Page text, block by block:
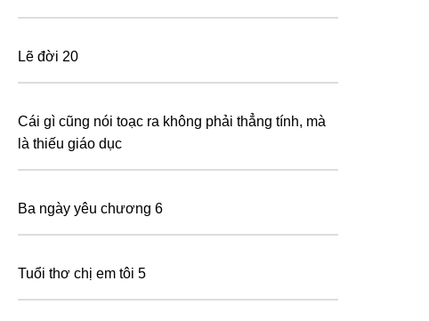
Lẽ đời 20
Cái gì cũng nói toạc ra không phải thẳng tính, mà
là thiếu giáo dục
Ba ngày yêu chương 6
Tuổi thơ chị em tôi 5